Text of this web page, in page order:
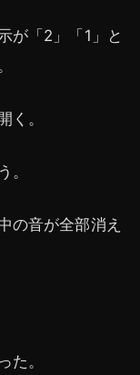
が「2」「1」と
く。
。
の音が全部消え
た。